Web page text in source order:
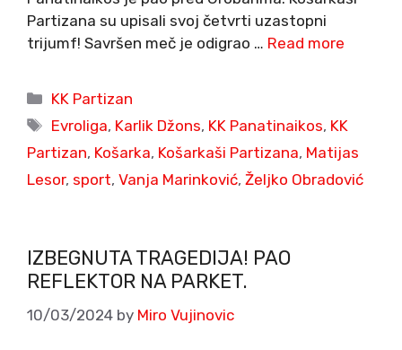
Partizana su upisali svoj četvrti uzastopni
trijumf! Savršen meč je odigrao … Read more
Categories
KK Partizan
Tags
Evroliga, Karlik Džons, KK Panatinaikos, KK
Partizan, Košarka, Košarkaši Partizana, Matijas
Lesor, sport, Vanja Marinković, Željko Obradović
IZBEGNUTA TRAGEDIJA! PAO
REFLEKTOR NA PARKET.
10/03/2024 by Miro Vujinovic